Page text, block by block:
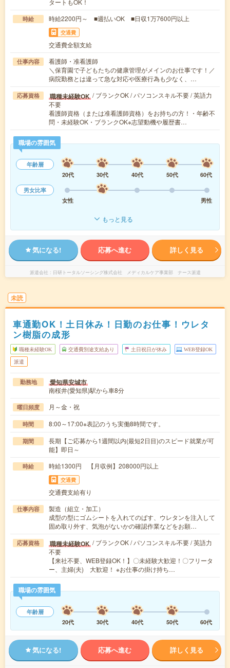
タートもOK！
時給 時給2200円～ ■週払いOK ■日収1万7600円以上
交通費
交通費全額支給
仕事内容
看護師・准看護師
＼保育園で子どもたちの健康管理がメインのお仕事です！／
病院勤務とは違って急な対応や医療行為も少なく、…
応募資格 職種未経験OK / ブランクOK / パソコンスキル不要 / 英語力
不要
看護師資格（または准看護師資格）をお持ちの方！・年齢不
問・未経験OK・ブランクOK※志望動機や履歴書…
職場の雰囲気
年齢層
20代
30代 40代 50代
60代
男女比率
女性
男性
もっと見る
気になる! 応募へ進む 詳しく見る
派遣会社 日研トータルソーシング株式会社 メディカルケア事業部 ナース派遣
未読
車通勤OK！土日休み！日勤のお仕事！ウレタ
ン樹脂の成形
職種未経験OK 交通費別途支給あり 土日祝日が休み WEB登録OK
派遣
勤務地 愛知県安城市
南桜井(愛知県)駅から車8分
曜日頻度 月～金・祝
時間 8:00～17:00※表記のうち実働8時間です。
期間
長期【ご応募から1週間以内(最短2日目)のスピード就業が可
能】即日～
時給 時給1300円 【月収例】208000円以上
交通費
交通費支給有り
仕事内容
製造（組立・加工）
成型の型にゴムシートを入れてのばす、ウレタンを注入して
固め取り外す、気泡がないかの確認作業などをお願…
応募資格 職種未経験OK / ブランクOK / パソコンスキル不要 / 英語力
不要
【来社不要、WEB登録OK！】〇未経験大歓迎！〇フリータ
ー、主婦(夫) 大歓迎！ ※お仕事の掛け持ち…
職場の雰囲気
年齢層
20代
30代 40代 50代 60代
気になる! 応募へ進む 詳しく見る